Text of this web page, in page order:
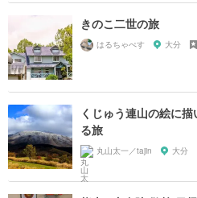
きのこ二世の旅
はるちゃぺす 大分
くじゅう連山の絵に
る旅
丸山太一／tajin 大分